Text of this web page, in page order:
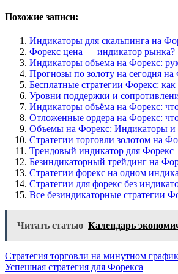
Похожие записи:
Индикаторы для скальпинга на
Форекс цена — индикатор рынка?
Индикаторы объема на Форекс:
Прогнозы по золоту на сегодня на
Бесплатные стратегии Форекс:
Уровни поддержки и
Индикаторы объёма на Форекс:
Отложенные ордера на Форекс: что
Объемы на Форекс: Индикаторы и
Стратегии торговли золотом на
Трендовый индикатор для Форекс
Безиндикаторный трейдинг на
Стратегии форекс на одном
Стратегии для форекс без
Все безиндикаторные стратегии
Читать статью Календарь
Навигация
Стратегия торговли на минутном
Успешная стратегия для Форекса